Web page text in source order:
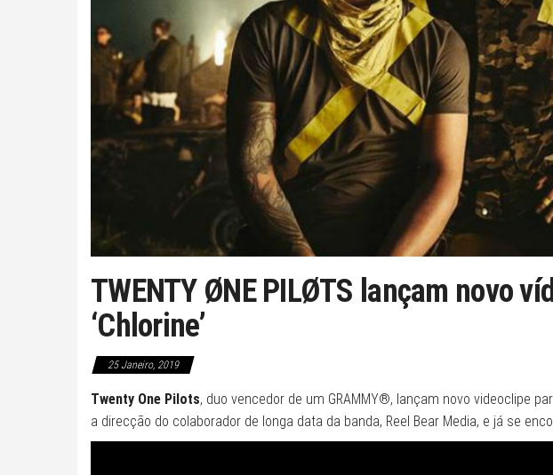
TWENTY ØNE PILØTS lançam novo
‘Chlorine’
25 Janeiro, 2019
Twenty One Pilots, duo vencedor de um GRAMMY®, lançam novo videoclipe
a direcção do colaborador de longa data da banda, Reel Bear Media, e já se